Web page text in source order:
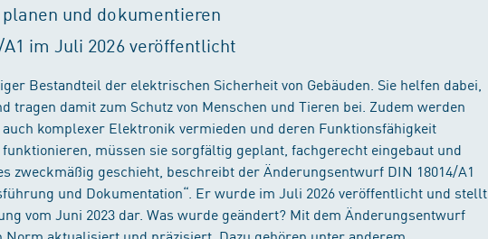
und dokumentieren
im Juli 2026 veröffentlicht
Bestandteil der elektrischen Sicherheit von Gebäuden. Sie helfen dabei,
damit zum Schutz von Menschen und Tieren bei. Zudem werden
komplexer Elektronik vermieden und deren Funktionsfähigkeit
müssen sie sorgfältig geplant, fachgerecht eingebaut und
zweckmäßig geschieht, beschreibt der Änderungsentwurf DIN 18014/A1
und Dokumentation“. Er wurde im Juli 2026 veröffentlicht und stellt
vom Juni 2023 dar. Was wurde geändert? Mit dem Änderungsentwurf